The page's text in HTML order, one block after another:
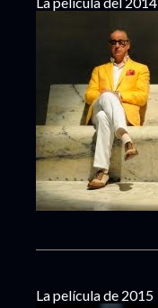
La película de 2015